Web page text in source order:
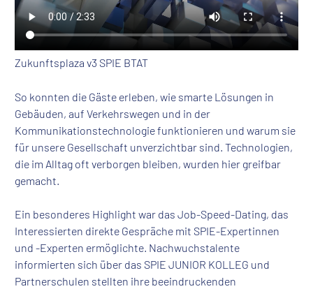
Zukunftsplaza v3 SPIE BTAT
So konnten die Gäste erleben, wie smarte Lösungen in
Gebäuden, auf Verkehrswegen und in der
Kommunikationstechnologie funktionieren und warum sie
für unsere Gesellschaft unverzichtbar sind. Technologien,
die im Alltag oft verborgen bleiben, wurden hier greifbar
gemacht.
Ein besonderes Highlight war das Job-Speed-Dating, das
Interessierten direkte Gespräche mit SPIE-Expertinnen
und -Experten ermöglichte. Nachwuchstalente
informierten sich über das SPIE JUNIOR KOLLEG und
Partnerschulen stellten ihre beeindruckenden